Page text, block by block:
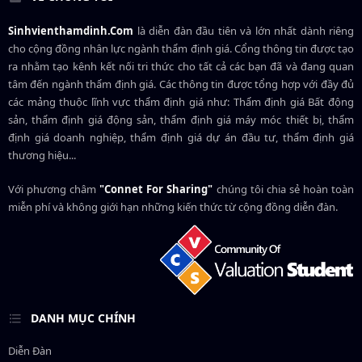
Sinhvienthamdinh.Com là diễn đàn đầu tiên và lớn nhất dành riêng
cho cộng đồng nhân lực ngànhthẩm định giá. Cổng thông tin được tạo
ra nhằm tạo kênh kết nối tri thức cho tất cả các bạn đã và đang quan
tâm đến ngành thẩm định giá. Các thông tin được tổng hợp với đầy đủ
các mảng thuộc lĩnh vực thẩm định giá như: Thẩm định giá Bất động
sản, thẩm định giá động sản, thẩm định giá máy móc thiết bị, thẩm
định giá doanh nghiệp, thẩm định giá dự án đầu tư, thẩm định giá
thương hiệu...
Với phương châm"Connet For Sharing" chúng tôi chia sẻ hoàn toàn
miễn phí và không giới hạn những kiến thức từ cộng đồng diễn đàn.
DANH MỤC CHÍNH
Diễn Đàn